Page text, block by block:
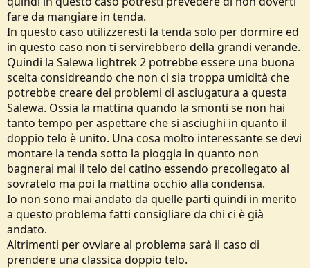
fare da mangiare in tenda.
In questo caso utilizzeresti la tenda solo per dormire ed
in questo caso non ti servirebbero della grandi verande.
Quindi la Salewa lightrek 2 potrebbe essere una buona
scelta considreando che non ci sia troppa umidità che
potrebbe creare dei problemi di asciugatura a questa
Salewa. Ossia la mattina quando la smonti se non hai
tanto tempo per aspettare che si asciughi in quanto il
doppio telo è unito. Una cosa molto interessante se devi
montare la tenda sotto la pioggia in quanto non
bagnerai mai il telo del catino essendo precollegato al
sovratelo ma poi la mattina occhio alla condensa.
Io non sono mai andato da quelle parti quindi in merito
a questo problema fatti consigliare da chi ci è già
andato.
Altrimenti per ovviare al problema sarà il caso di
prendere una classica doppio telo.